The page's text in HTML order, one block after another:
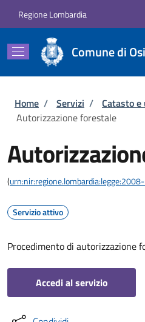
Regione Lombardia
Comune di
Briciole di pane
Home / Servizi / Catasto
Autorizzazione forestale
(
Servizio attivo
Procedimento di autorizzazione
Accedi al servizio